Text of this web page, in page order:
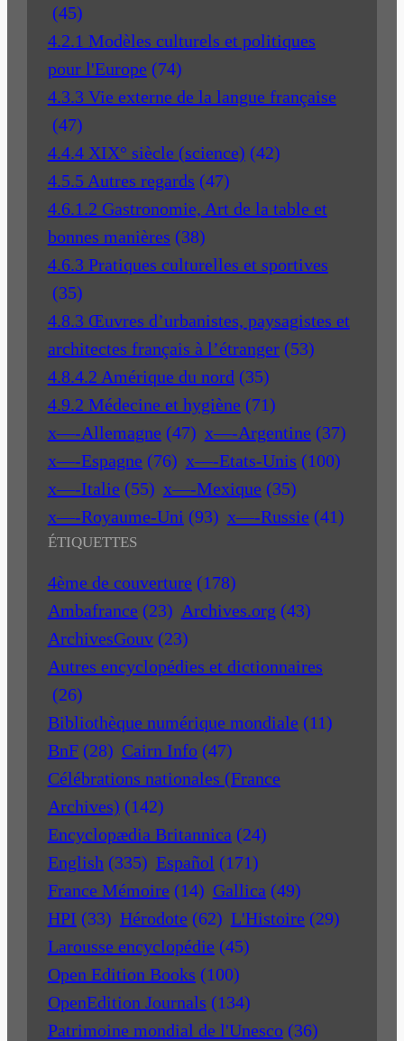
(45)
4.2.1 Modèles culturels et politiques
pour l'Europe (74)
4.3.3 Vie externe de la langue française
(47)
4.4.4 XIX° siècle (science) (42)
4.5.5 Autres regards (47)
4.6.1.2 Gastronomie, Art de la table et
bonnes manières (38)
4.6.3 Pratiques culturelles et sportives
(35)
4.8.3 Œuvres d’urbanistes, paysagistes et
architectes français à l’étranger (53)
4.8.4.2 Amérique du nord (35)
4.9.2 Médecine et hygiène (71)
x—-Allemagne (47) x—-Argentine (37)
x—-Espagne (76) x—-Etats-Unis (100)
x—-Italie (55) x—-Mexique (35)
x—-Royaume-Uni (93) x—-Russie (41)
ÉTIQUETTES
4ème de couverture (178)
Ambafrance (23) Archives.org (43)
ArchivesGouv (23)
Autres encyclopédies et dictionnaires
(26)
Bibliothèque numérique mondiale (11)
BnF (28) Cairn Info (47)
Célébrations nationales (France
Archives) (142)
Encyclopædia Britannica (24)
English (335) Español (171)
France Mémoire (14) Gallica (49)
HPI (33) Hérodote (62) L'Histoire (29)
Larousse encyclopédie (45)
Open Edition Books (100)
OpenEdition Journals (134)
Patrimoine mondial de l'Unesco (36)